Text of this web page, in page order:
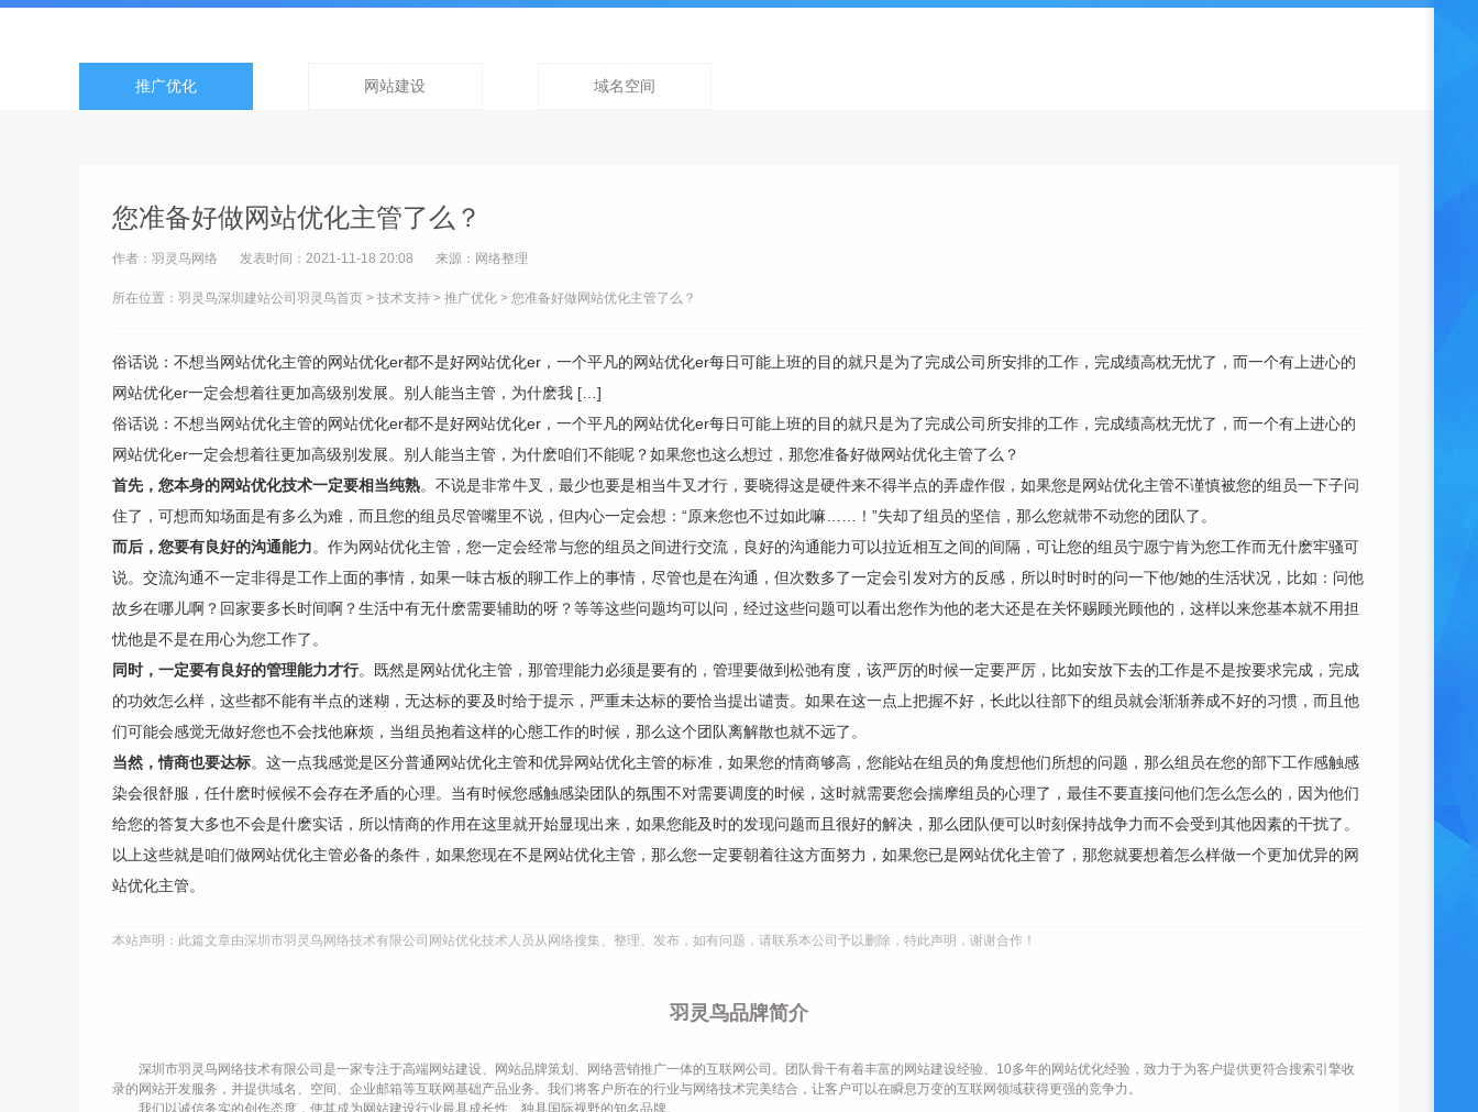
推广优化 网站建设 域名空间
您准备好做网站优化主管了么？
作者：羽灵鸟网络 发表时间：2021-11-18 20:08 来源：网络整理
所在位置：羽灵鸟深圳建站公司 羽灵鸟首页 > 技术支持 > 推广优化 > 您准备好做网站优化主管了么？
俗话说：不想当网站优化主管的网站优化er都不是好网站优化er，一个平凡的网站优化er每日可能上班的目的就只是为了完成公司所安排的工作，完成绩高枕无忧了，而一个有上进心的
网站优化er一定会想着往更加高级别发展。别人能当主管，为什麽我 […]
俗话说：不想当网站优化主管的网站优化er都不是好网站优化er，一个平凡的网站优化er每日可能上班的目的就只是为了完成公司所安排的工作，完成绩高枕无忧了，而一个有上进心的
网站优化er一定会想着往更加高级别发展。别人能当主管，为什麽咱们不能呢？如果您也这么想过，那您准备好做网站优化主管了么？
首先，您本身的网站优化技术一定要相当纯熟。不说是非常牛叉，最少也要是相当牛叉才行，要晓得这是硬件来不得半点的弄虚作假，如果您是网站优化主管不谨慎被您的组员一下子问
住了，可想而知场面是有多么为难，而且您的组员尽管嘴里不说，但内心一定会想：“原来您也不过如此嘛……！”失却了组员的坚信，那么您就带不动您的团队了。
而后，您要有良好的沟通能力。作为网站优化主管，您一定会经常与您的组员之间进行交流，良好的沟通能力可以拉近相互之间的间隔，可让您的组员宁愿宁肯为您工作而无什麽牢骚可
说。交流沟通不一定非得是工作上面的事情，如果一味古板的聊工作上的事情，尽管也是在沟通，但次数多了一定会引发对方的反感，所以时时时的问一下他/她的生活状况，比如：问他
故乡在哪儿啊？回家要多长时间啊？生活中有无什麽需要辅助的呀？等等这些问题均可以问，经过这些问题可以看出您作为他的老大还是在关怀赐顾光顾他的，这样以来您基本就不用担
忧他是不是在用心为您工作了。
同时，一定要有良好的管理能力才行。既然是网站优化主管，那管理能力必须是要有的，管理要做到松弛有度，该严厉的时候一定要严厉，比如安放下去的工作是不是按要求完成，完成
的功效怎么样，这些都不能有半点的迷糊，无达标的要及时给于提示，严重未达标的要恰当提出谴责。如果在这一点上把握不好，长此以往部下的组员就会渐渐养成不好的习惯，而且他
们可能会感觉无做好您也不会找他麻烦，当组员抱着这样的心態工作的时候，那么这个团队离解散也就不远了。
当然，情商也要达标。这一点我感觉是区分普通网站优化主管和优异网站优化主管的标准，如果您的情商够高，您能站在组员的角度想他们所想的问题，那么组员在您的部下工作感触感
染会很舒服，任什麽时候候不会存在矛盾的心理。当有时候您感触感染团队的氛围不对需要调度的时候，这时就需要您会揣摩组员的心理了，最佳不要直接问他们怎么怎么的，因为他们
给您的答复大多也不会是什麽实话，所以情商的作用在这里就开始显现出来，如果您能及时的发现问题而且很好的解决，那么团队便可以时刻保持战争力而不会受到其他因素的干扰了。
以上这些就是咱们做网站优化主管必备的条件，如果您现在不是网站优化主管，那么您一定要朝着往这方面努力，如果您已是网站优化主管了，那您就要想着怎么样做一个更加优异的网
站优化主管。
本站声明：此篇文章由深圳市羽灵鸟网络技术有限公司网站优化技术人员从网络搜集、整理、发布，如有问题，请联系本公司予以删除，特此声明，谢谢合作！
羽灵鸟品牌简介
深圳市羽灵鸟网络技术有限公司是一家专注于高端网站建设、网站品牌策划、网络营销推广一体的互联网公司。团队骨干有着丰富的网站建设经验、10多年的网站优化经验，致力于为客户提供更符合搜索引擎收
录的网站开发服务，并提供域名、空间、企业邮箱等互联网基础产品业务。我们将客户所在的行业与网络技术完美结合，让客户可以在瞬息万变的互联网领域获得更强的竞争力。
我们以诚信务实的创作态度，使其成为网站建设行业最具成长性、独具国际视野的知名品牌。